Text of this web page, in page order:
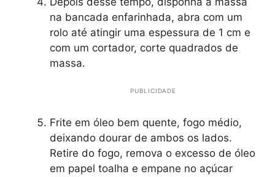
na bancada enfarinhada, abra com um
rolo até atingir uma espessura de 1 cm e
com um cortador, corte quadrados de
massa.
PUBLICIDADE
Frite em óleo bem quente, fogo médio,
deixando dourar de ambos os lados.
Retire do fogo, remova o excesso de óleo
em papel toalha e empane no açúcar